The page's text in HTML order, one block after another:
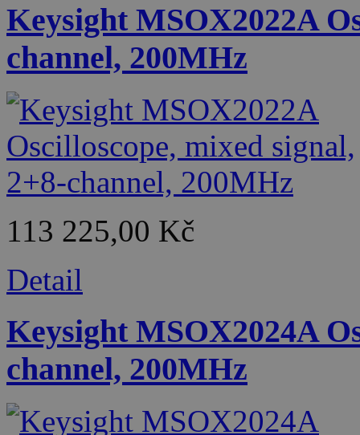
Keysight MSOX2022A
channel, 200MHz
113 225,00 Kč
Detail
Keysight MSOX2024A
channel, 200MHz